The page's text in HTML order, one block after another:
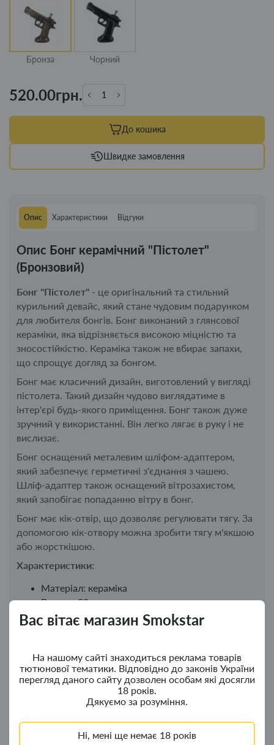
Вас вітає магазин Smokstar
На нашому сайті знаходиться реклама товарів
тютюнової тематики. Відповідно до законів України
перегляд даного сайту дозволен особам які досягли
18 років.
Дякуємо за розуміння.
Ні, мені ще немає 18 років
Бронза Чорний
520.00грн.
До кошика
Швидке замовлення
Опис Характеристики Відгуки
Опис Бонг керамічний "Пістолет"
(Бронзовий)
Бонг "Пістолет" - це оригінальний та стильний
курильний девайс, який стане чудовим подарунком
для любителя бонгів. Бонг виконаний з глянсової
кераміки, яка відрізняється високою міцністю та
зносостійкістю. Кераміка також не вбирає запахи,
що спрощує догляд за бонгом.
Бонг має класичний дизайн, виготовлений у вигляді
пістолета. Такий дизайн чудово виглядатиме в
інтер'єрі будь-якого приміщення. Бонг також дуже
зручний у використанні. Він легко лягає в руку і не
вислизає.
Бонг оснащений металевим шліфом-адаптером,
який забезпечує герметичні з'єднання з чашею.
Шліф-адаптер також оснащений вітрозахистом,
який запобігає попаданню вітру в бонг.
Бонг має кік-отвір, що дозволяє регулювати тягу. За
допомогою кік-отвору можна зробити тягу м'якшою
або жорсткішою.
Характеристики:
Матеріал: кераміка
Висота: 22 см
Новинка
Ковпак для водного "Граната Ф1" - ковпак
з дерева
380.00грн.